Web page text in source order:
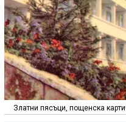
Златни пясъци, пощенска